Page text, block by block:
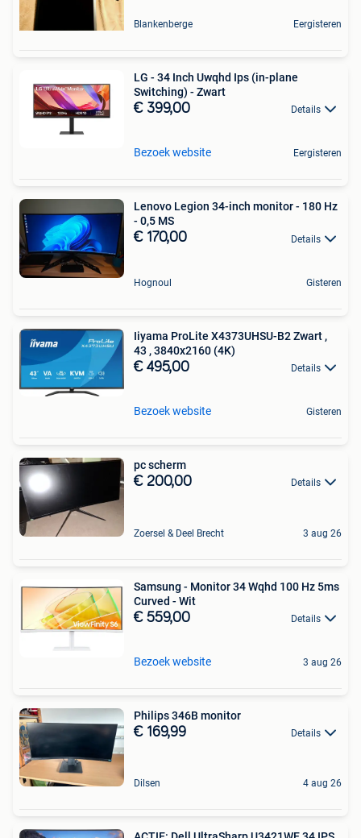
Blankenberge Eergisteren
LG - 34 Inch Uwqhd Ips (in-plane
Switching) - Zwart
€ 399,00 Details
Bezoek website Eergisteren
Lenovo Legion 34-inch monitor - 180 Hz
- 0,5 MS
€ 170,00 Details
Hognoul Gisteren
Iiyama ProLite X4373UHSU-B2 Zwart ,
43 , 3840x2160 (4K)
€ 495,00 Details
Bezoek website Gisteren
pc scherm
€ 200,00 Details
Zoersel & Deel Brecht 3 aug 26
Samsung - Monitor 34 Wqhd 100 Hz 5ms
Curved - Wit
€ 559,00 Details
Bezoek website 3 aug 26
Philips 346B monitor
€ 169,99 Details
Dilsen 4 aug 26